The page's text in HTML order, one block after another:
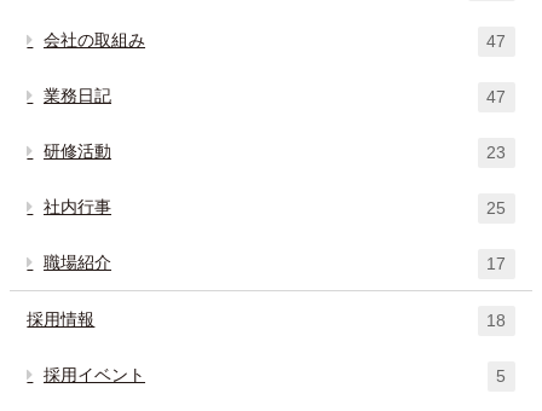
会社の取組み 47
業務日記 47
研修活動 23
社内行事 25
職場紹介 17
採用情報 18
採用イベント 5